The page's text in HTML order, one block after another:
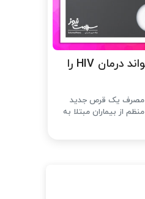
قرص آزمایشی که می‌تواند درمان HIV را
مصرف یک قرص جدید
از بیماران مبتلا به